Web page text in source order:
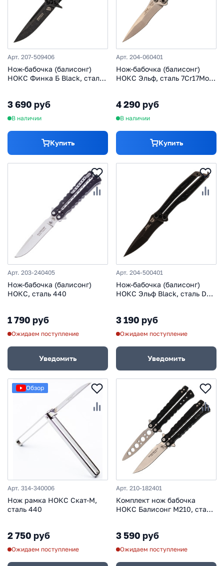
Арт. 207-509406
Нож-бабочка (балисонг)
НОКС Финка Б Black, сталь
3 690 руб
В наличии
Купить
Арт. 204-060401
Нож-бабочка (балисонг)
НОКС Эльф, сталь 7Cr17MoV,
4 290 руб
В наличии
Купить
Арт. 203-240405
Нож-бабочка (балисонг)
НОКС, сталь 440
1 790 руб
Ожидаем поступление
Уведомить
Арт. 204-500401
Нож-бабочка (балисонг)
НОКС Эльф Black, сталь D2,
3 190 руб
Ожидаем поступление
Уведомить
Обзор
Арт. 314-340006
Нож рамка НОКС Скат-М,
сталь 440
2 750 руб
Ожидаем поступление
Арт. 210-182401
Комплект нож бабочка
НОКС Балисонг М210, сталь
М210, сталь 420, рукоять
G10
3 590 руб
Ожидаем поступление